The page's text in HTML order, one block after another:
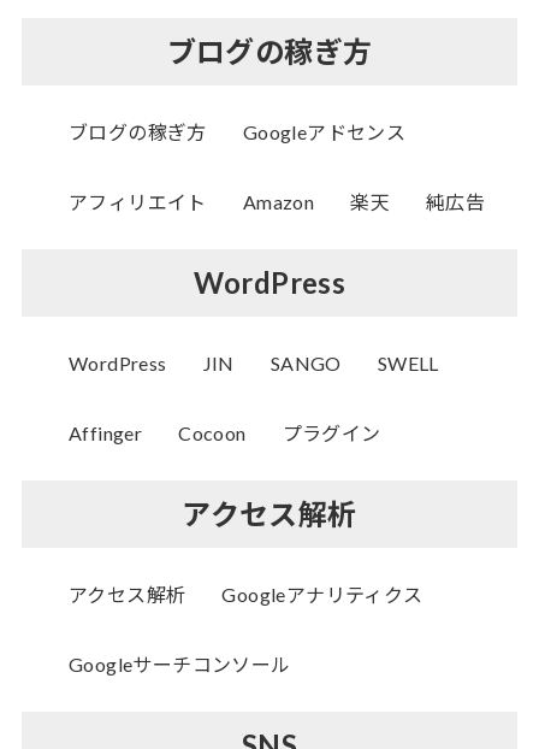
ブログの稼ぎ方
ブログの稼ぎ方 Googleアドセンス
アフィリエイト Amazon 楽天 純広告
WordPress
WordPress JIN SANGO SWELL
Affinger Cocoon プラグイン
アクセス解析
アクセス解析 Googleアナリティクス
Googleサーチコンソール